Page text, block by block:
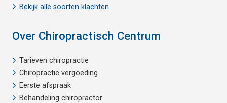
Bekijk alle soorten klachten
Over Chiropractisch Centrum
Tarieven chiropractie
Chiropractie vergoeding
Eerste afspraak
Behandeling chiropractor